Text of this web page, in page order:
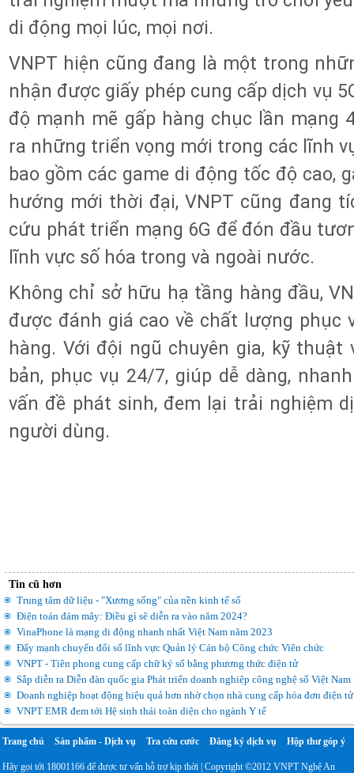
di động mọi lúc, mọi nơi.
VNPT hiện cũng đang là một trong
nhận được giấy phép cung cấp dịch vụ
độ mạnh mẽ gấp hàng chục lần mạng
ra những triển vọng mới trong các lĩnh
bao gồm các game di động tốc độ cao,
hướng mới thời đại, VNPT cũng đang
cứu phát triển mạng 6G để đón đầu
lĩnh vực số hóa trong và ngoài nước.
Không chỉ sở hữu hạ tầng hàng đầu,
được đánh giá cao về chất lượng phục
hàng. Với đội ngũ chuyên gia, kỹ
bản, phục vụ 24/7, giúp dễ dàng,
vấn đề phát sinh, đem lại trải nghiệm
người dùng.
Tin cũ hơn
Trung tâm dữ liệu - "Xương sống" của nền kinh tế số
Điện toán đám mây: Điều gì sẽ diễn ra vào năm 2024?
VinaPhone là mạng di động nhanh nhất Việt Nam năm 2023
Đẩy mạnh chuyển đổi số lĩnh vực Quản lý Cán bộ Công chức Viên chức
VNPT - Tiên phong cung cấp chữ ký số bằng phương thức điện tử
Sắp diễn ra Diễn đàn quốc gia Phát triển doanh nghiệp công nghệ số Việt
Doanh nghiệp hoạt động hiệu quả hơn nhờ chọn nhà cung cấp hóa đơn điện
VNPT EMR đem tới Hệ sinh thái toàn diện cho ngành Y tế
Trang chủ Sản phẩm - Dịch vụ Tra cứu cước Đăng ký dịch vụ Hộp thư góp ý
Hãy gọi tới 18001166 để được tư vấn hỗ trợ kịp thời | Copyright ©2012 VNPT Nghệ An